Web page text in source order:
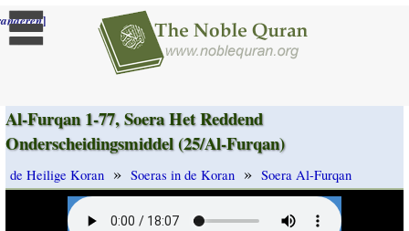
]
Al-Furqan 1-77, Soera Het Reddend
Onderscheidingsmiddel (25/Al-Furqan)
de Heilige Koran » Soeras in de Koran » Soera Al-Furqan